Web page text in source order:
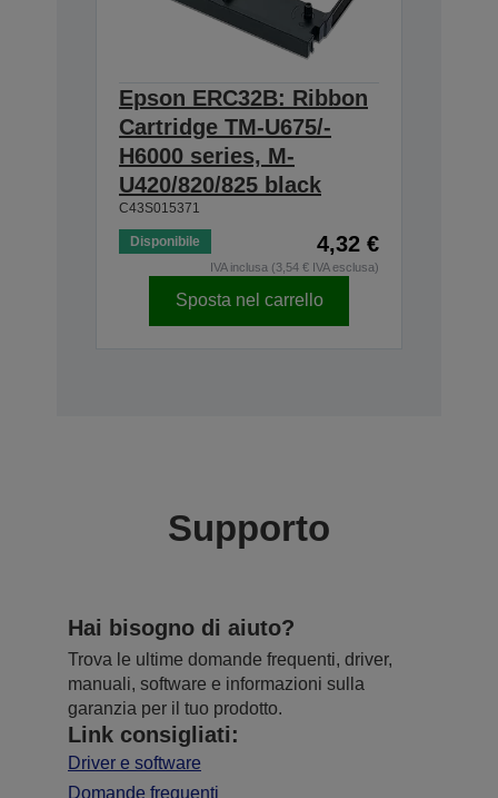
Epson ERC32B: Ribbon
Cartridge TM-U675/-
H6000 series, M-
U420/820/825 black
C43S015371
Disponibile 4,32 €
IVA inclusa (3,54 € IVA esclusa)
Sposta nel carrello
Supporto
Hai bisogno di aiuto?
Trova le ultime domande frequenti, driver,
manuali, software e informazioni sulla
garanzia per il tuo prodotto.
Link consigliati:
Driver e software
Domande frequenti